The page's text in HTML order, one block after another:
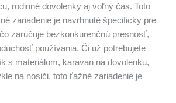
rodinné dovolenky aj voľný čas. Toto
zariadenie je navrhnuté špecificky pre
zaručuje bezkonkurenčnú presnosť,
používania. Či už potrebujete
s materiálom, karavan na dovolenku,
na nosiči, toto ťažné zariadenie je